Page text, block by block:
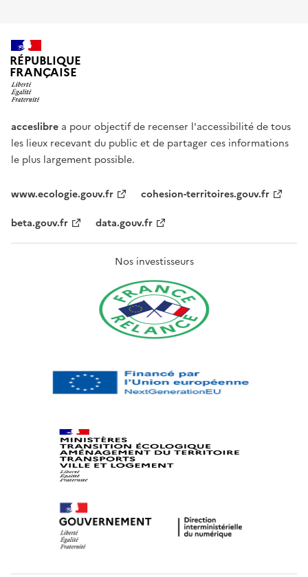
RÉPUBLIQUE
FRANÇAISE
acceslibre a pour objectif de recenser l'accessibilité de tous
les lieux recevant du public et de partager ces informations
le plus largement possible.
www.ecologie.gouv.fr
cohesion-territoires.gouv.fr
beta.gouv.fr
data.gouv.fr
Nos investisseurs